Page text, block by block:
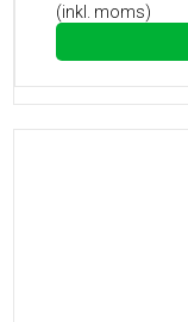
(inkl. moms)